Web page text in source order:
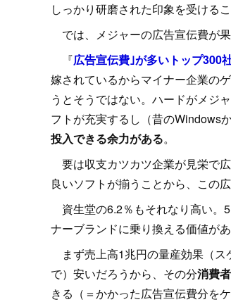
しっかり研磨された印象を受ける
では、メジャーの広告宣伝費が
『広告宣伝費｣が多いトップ300
嫁されているからマイナー企業の
うとそうではない。ハードがメジ
フトが充実するし（昔のWindows
投入できる余力がある。
要は収支カツカツ企業が見栄で
良いソフトが揃うことから、この
資生堂の6.2％もそれなり高い。
ナーブランドに乗り換える価値が
まず売上高1兆円の量産効果（ス
で）安いだろうから、その分消費
きる（＝かかった広告宣伝費分を